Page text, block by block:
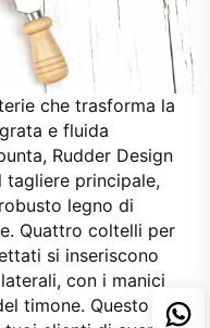
che trasforma la
e fluida
Rudder Design
tagliere principale,
legno di
Quattro coltelli per
si inseriscono
con i manici
timone. Questo